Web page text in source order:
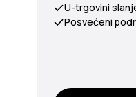
U-trgovini
Posvećeni